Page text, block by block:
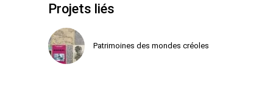
Projets liés
Patrimoines des mondes créoles